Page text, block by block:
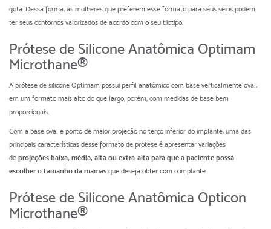
gota. Dessa forma, as mulheres que preferem esse formato para seus seios podem
ter seus contornos valorizados de acordo com o seu biotipo.
Prótese de Silicone Anatômica Optimam
Microthane®
A prótese de silicone Optimam possui perfil anatômico com base verticalmente oval,
em um formato mais alto do que largo, porém, com medidas de base bem
proporcionais.
Com a base oval e ponto de maior projeção no terço inferior do implante, uma das
principais características desse formato de prótese é apresentar variações
de projeções baixa, média, alta ou extra-alta para que a paciente possa
escolher o tamanho da mamas que deseja obter com o implante.
Prótese de Silicone Anatômica Opticon
Microthane®